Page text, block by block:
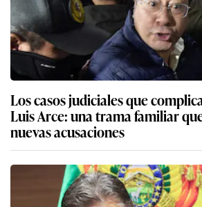
Los casos judiciales que
Luis Arce: una trama familiar
nuevas acusaciones